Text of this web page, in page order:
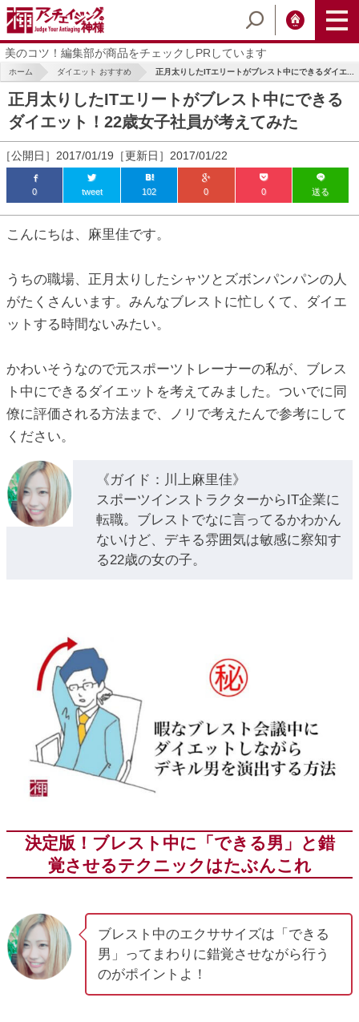
美のコツ！編集部が商品をチェックしPRしています
ホーム ダイエット おすすめ 正月太りしたITエリートがブレスト中にできるダイエ...
正月太りしたITエリートがブレスト中にできる
ダイエット！22歳女子社員が考えてみた
［公開日］2017/01/19［更新日］2017/01/22
0 tweet 102 0 0 送る
こんにちは、麻里佳です。
うちの職場、正月太りしたシャツとズボンパンパンの人
がたくさんいます。みんなブレストに忙しくて、ダイエ
ットする時間ないみたい。
かわいそうなので元スポーツトレーナーの私が、ブレス
ト中にできるダイエットを考えてみました。ついでに同
僚に評価される方法まで、ノリで考えたんで参考にして
ください。
《ガイド：川上麻里佳》
スポーツインストラクターからIT企業に
転職。ブレストでなに言ってるかわかん
ないけど、デキる雰囲気は敏感に察知す
る22歳の女の子。
決定版！ブレスト中に「できる男」と錯
覚させるテクニックはたぶんこれ
ブレスト中のエクササイズは「できる
男」ってまわりに錯覚させながら行う
のがポイントよ！
antiaging/wp-
antiaging/wp-
antiaging/wp-
antiaging/wp-
antiaging/wp-
antiaging/wp-